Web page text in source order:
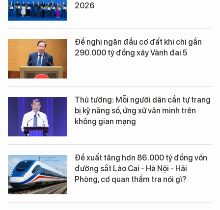
2026
Đề nghị ngăn đầu cơ đất khi chi gần
290.000 tỷ đồng xây Vành đai 5
Thủ tướng: Mỗi người dân cần tự trang
bị kỹ năng số, ứng xử văn minh trên
không gian mạng
Đề xuất tăng hơn 86.000 tỷ đồng vốn
đường sắt Lào Cai - Hà Nội - Hải
Phòng, cơ quan thẩm tra nói gì?